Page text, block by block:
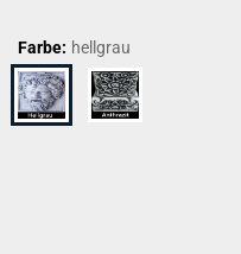
Farbe: hellgrau